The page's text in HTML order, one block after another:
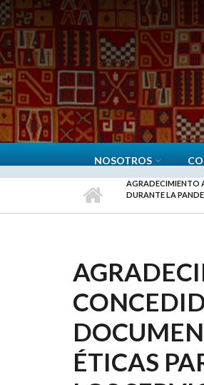
Pasar al contenido principal
NOSOTROS
AGRADECIMIENTO
DURANTE LA
ÉTICAS